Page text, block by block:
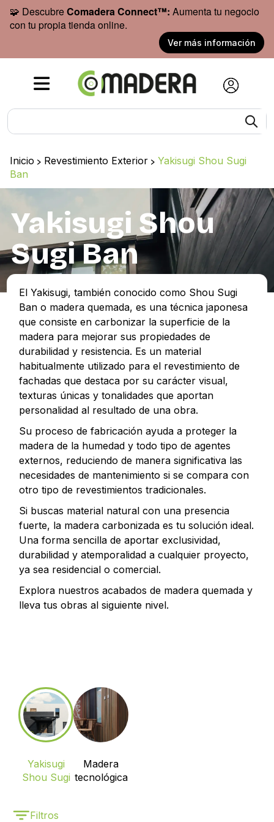
🧩 DescubreComadera Connect™: Aumenta tu negocio
con tu propia tienda online.
Ver más información
Inicio > Revestimiento Exterior > Yakisugi Shou Sugi
Ban
Yakisugi Shou
Sugi Ban
El Yakisugi, también conocido como Shou Sugi
Ban o madera quemada, es una técnica japonesa
que consiste en carbonizar la superficie de la
madera para mejorar sus propiedades de
durabilidad y resistencia. Es un material
habitualmente utilizado para el revestimiento de
fachadas que destaca por su carácter visual,
texturas únicas y tonalidades que aportan
personalidad al resultado de una obra.
Su proceso de fabricación ayuda a proteger la
madera de la humedad y todo tipo de agentes
externos, reduciendo de manera significativa las
necesidades de mantenimiento si se compara con
otro tipo de revestimientos tradicionales.
Si buscas material natural con una presencia
fuerte, la madera carbonizada es tu solución ideal.
Una forma sencilla de aportar exclusividad,
durabilidad y atemporalidad a cualquier proyecto,
ya sea residencial o comercial.
Explora nuestros acabados de madera quemada y
lleva tus obras al siguiente nivel.
Yakisugi
Shou Sugi
Madera
tecnológica
Filtros